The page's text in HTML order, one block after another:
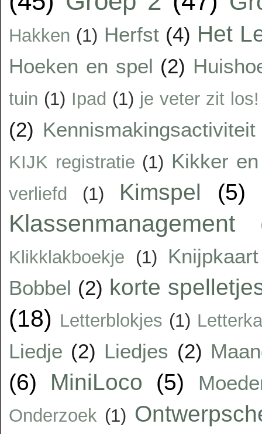
Hakken (1) Herfst (4) Het
Hoeken en spel (2)
tuin (1) Ipad (1) je veter zit los!
(2) Kennismakingsactiviteit
KIJK registratie (1) Kikker
verliefd (1) Kimspel (5)
Klassenmanagement
Klikklakboekje (1)
Knijpkaart
Bobbel (2) korte
(18) Letterblokjes (1)
Liedje (2) Liedjes (2)
(6) MiniLoco (5)
Onderzoek (1)